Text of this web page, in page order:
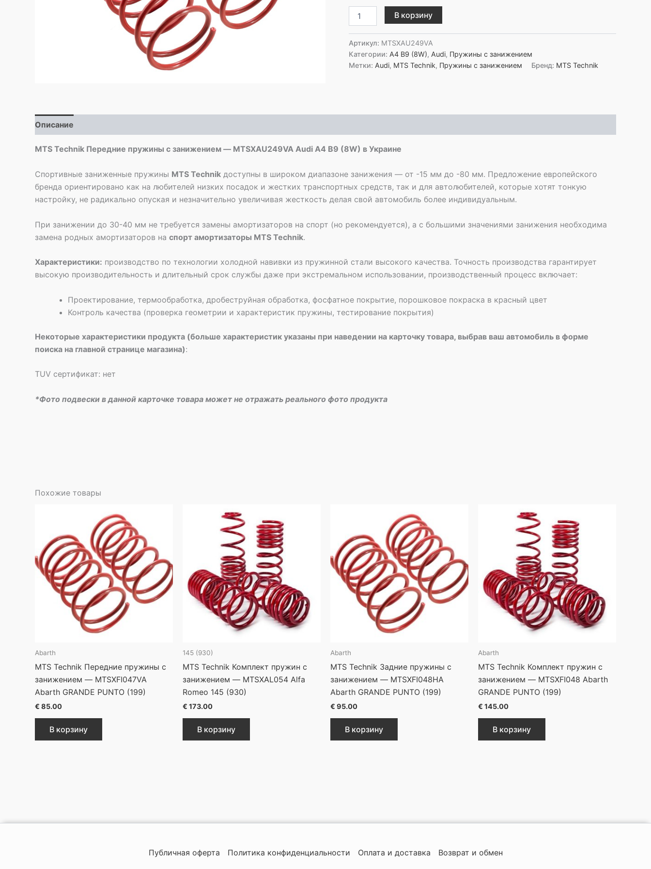
товара
Technik
Передние
пружины
с
A4
(8W)
В корзину
Артикул: MTSXAU249VA
Категории: A4 B9 (8W), Audi, Пружины с занижением
Метки: Audi, MTS Technik, Пружины с занижением Бренд: MTS Technik
Описание
MTS Technik Передние пружины с занижением — MTSXAU249VA Audi A4 B9 (8W) в Украине
Спортивные заниженные пружины MTS Technik доступны в широком диапазоне занижения — от -15 мм до -80 мм. Предложение европейского
бренда ориентировано как на любителей низких посадок и жестких транспортных средств, так и для автолюбителей, которые хотят тонкую
настройку, не радикально опуская и незначительно увеличивая жесткость делая свой автомобиль более индивидуальным.
При занижении до 30-40 мм не требуется замены амортизаторов на спорт (но рекомендуется), а с большими значениями занижения необходима
замена родных амортизаторов на спорт амортизаторы MTS Technik.
Характеристики: производство по технологии холодной навивки из пружинной стали высокого качества. Точность производства гарантирует
высокую производительность и длительный срок службы даже при экстремальном использовании, производственный процесс включает:
Проектирование, термообработка, дробеструйная обработка, фосфатное покрытие, порошковое покраска в красный цвет
Контроль качества (проверка геометрии и характеристик пружины, тестирование покрытия)
Некоторые характеристики продукта (больше характеристик указаны при наведении на карточку товара, выбрав ваш автомобиль в форме
поиска на главной странице магазина):
TUV сертификат: нет
*Фото подвески в данной карточке товара может не отражать реального фото продукта
Похожие товары
Abarth
MTS Technik Передние пружины с
занижением — MTSXFI047VA
Abarth GRANDE PUNTO (199)
€ 85.00
В корзину
145 (930)
MTS Technik Комплект пружин с
занижением — MTSXAL054 Alfa
Romeo 145 (930)
€ 173.00
В корзину
Abarth
MTS Technik Задние пружины с
занижением — MTSXFI048HA
Abarth GRANDE PUNTO (199)
€ 95.00
В корзину
Abarth
MTS Technik Комплект пружин с
занижением — MTSXFI048 Abarth
GRANDE PUNTO (199)
€ 145.00
В корзину
Публичная оферта Политика конфиденциальности Оплата и доставка Возврат и обмен